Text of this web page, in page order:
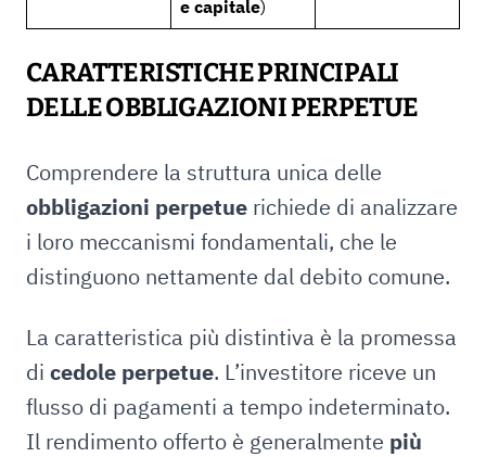
e capitale)
CARATTERISTICHE PRINCIPALI
DELLE OBBLIGAZIONI PERPETUE
Comprendere la struttura unica delle
obbligazioni perpetue richiede di analizzare
i loro meccanismi fondamentali, che le
distinguono nettamente dal debito comune.
La caratteristica più distintiva è la promessa
di cedole perpetue. L’investitore riceve un
flusso di pagamenti a tempo indeterminato.
Il rendimento offerto è generalmente più